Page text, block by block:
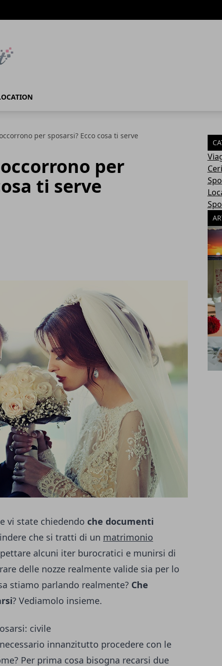
per sposarsi? Ecco cosa ti serve
per
ti serve
vi state chiedendo che documenti
che si tratti di un matrimonio
alcuni iter burocratici e munirsi di
delle nozze realmente valide sia per lo
stiamo parlando realmente? Che
? Vediamolo insieme.
civile
innanzitutto procedere con le
Per prima cosa bisogna recarsi due